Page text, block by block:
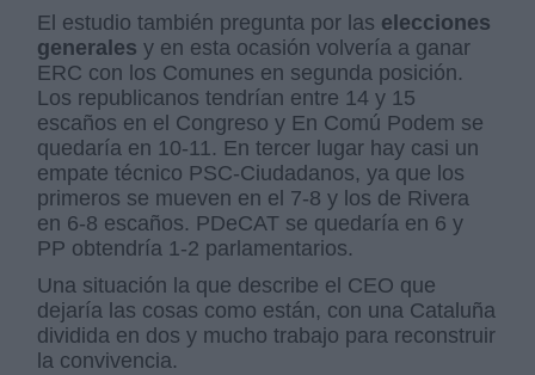
El estudio también pregunta por las elecciones
generales y en esta ocasión volvería a ganar
ERC con los Comunes en segunda posición.
Los republicanos tendrían entre 14 y 15
escaños en el Congreso y En Comú Podem se
quedaría en 10-11. En tercer lugar hay casi un
empate técnico PSC-Ciudadanos, ya que los
primeros se mueven en el 7-8 y los de Rivera
en 6-8 escaños. PDeCAT se quedaría en 6 y
PP obtendría 1-2 parlamentarios.
Una situación la que describe el CEO que
dejaría las cosas como están, con una Cataluña
dividida en dos y mucho trabajo para reconstruir
la convivencia.